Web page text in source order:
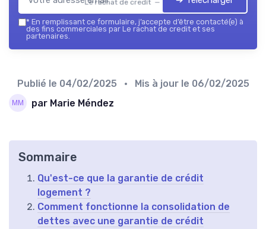
Le rachat de credit — 2026
* En remplissant ce formulaire, j’accepte d’être contacté(e) à
des fins commerciales par Le rachat de credit et ses
partenaires.
Publié le 04/02/2025 • Mis à jour le 06/02/2025
par Marie Méndez
Sommaire
Qu'est-ce que la garantie de crédit
logement ?
Comment fonctionne la consolidation de
dettes avec une garantie de crédit